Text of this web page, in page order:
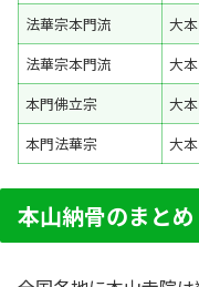
法華宗本門流
大
法華宗本門流
大
本門佛立宗
大
本門法華宗
大
本山納骨のまとめ